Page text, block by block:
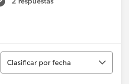
Ordenar
Clasificar por fecha